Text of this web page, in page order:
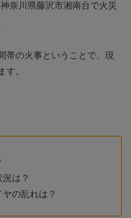
奈川県藤沢市湘南台で火災
帯の火事ということで、現
す。
況は？
ヤの乱れは？